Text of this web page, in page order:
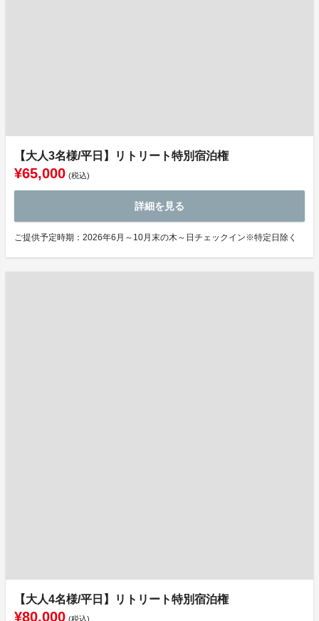
【大人3名様/平日】リトリート特別宿泊権
¥65,000 (税込)
詳細を見る
ご提供予定時期：2026年6月～10月末の木～日チェックイン※特定日除く
【大人4名様/平日】リトリート特別宿泊権
¥80,000 (税込)